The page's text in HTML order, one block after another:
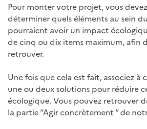
Pour monter votre projet, vous
déterminer quels éléments au sein
pourraient avoir un impact
de cinq ou dix items maximum, afin
retrouver.
Une fois que cela est fait, associez à
une ou deux solutions pour réduire
écologique. Vous pouvez retrouver
la partie “Agir concrètement “ de